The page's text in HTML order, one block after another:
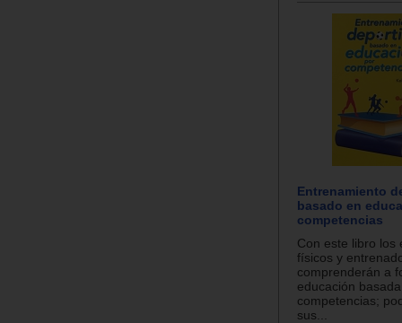
Entrenamiento
basado en
competencias
Con este libro los
físicos y
comprenderán a
educación
competencias;
sus...